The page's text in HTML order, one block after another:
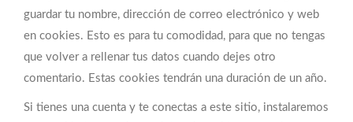
guardar tu nombre, dirección de correo electrónico y web
en cookies. Esto es para tu comodidad, para que no tengas
que volver a rellenar tus datos cuando dejes otro
comentario. Estas cookies tendrán una duración de un año.
Si tienes una cuenta y te conectas a este sitio, instalaremos